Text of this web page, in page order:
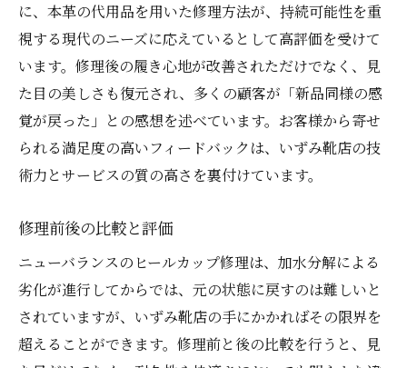
に、本革の代用品を用いた修理方法が、持続可能性を重
視する現代のニーズに応えているとして高評価を受けて
います。修理後の履き心地が改善されただけでなく、見
た目の美しさも復元され、多くの顧客が「新品同様の感
覚が戻った」との感想を述べています。お客様から寄せ
られる満足度の高いフィードバックは、いずみ靴店の技
術力とサービスの質の高さを裏付けています。
修理前後の比較と評価
ニューバランスのヒールカップ修理は、加水分解による
劣化が進行してからでは、元の状態に戻すのは難しいと
されていますが、いずみ靴店の手にかかればその限界を
超えることができます。修理前と後の比較を行うと、見